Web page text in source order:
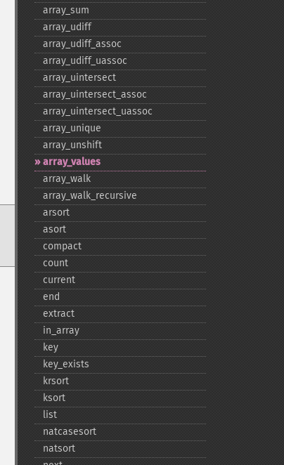
array_​sum
array_​udiff
array_​udiff_​assoc
array_​udiff_​uassoc
array_​uintersect
array_​uintersect_​assoc
array_​uintersect_​uassoc
array_​unique
array_​unshift
array_​values
array_​walk
array_​walk_​recursive
arsort
asort
compact
count
current
end
extract
in_​array
key
key_​exists
krsort
ksort
list
natcasesort
natsort